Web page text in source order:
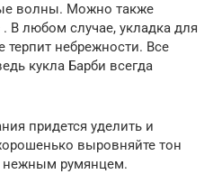
волны. Можно также
В любом случае, укладка для
терпит небрежности. Все
кукла Барби всегда
придется уделить и
выровняйте тон
нежным румянцем.